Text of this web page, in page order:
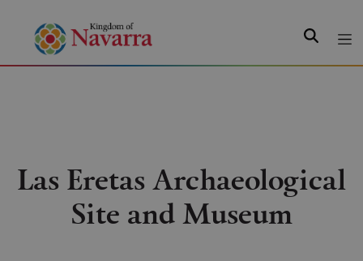
Search
Las Eretas Archaeological
Site and Museum